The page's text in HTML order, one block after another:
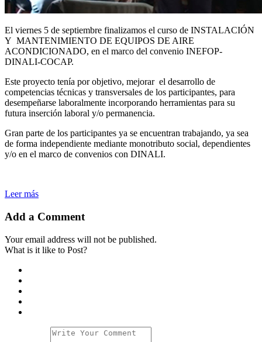
El viernes 5 de septiembre finalizamos el curso de INSTALACIÓN
Y MANTENIMIENTO DE EQUIPOS DE AIRE
ACONDICIONADO, en el marco del convenio INEFOP-
DINALI-COCAP.
Este proyecto tenía por objetivo, mejorar el desarrollo de
competencias técnicas y transversales de los participantes, para
desempeñarse laboralmente incorporando herramientas para su
futura inserción laboral y/o permanencia.
Gran parte de los participantes ya se encuentran trabajando, ya sea
de forma independiente mediante monotributo social, dependientes
y/o en el marco de convenios con DINALI.
Leer más
Add a Comment
Your email address will not be published.
What is it like to Post?